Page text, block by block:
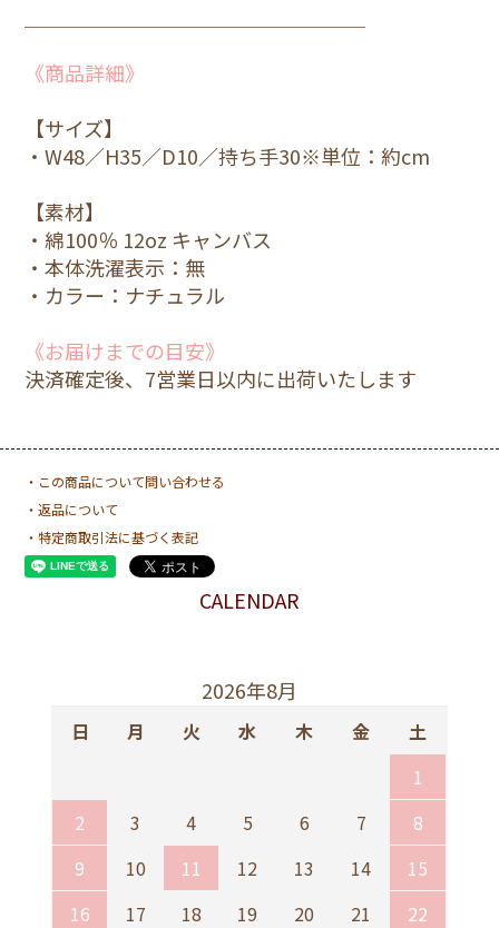
《商品詳細》
【サイズ】
・W48／H35／D10／持ち手30※単位：約cm
【素材】
・綿100％ 12oz キャンバス
・本体洗濯表示：無
・カラー：ナチュラル
《お届けまでの目安》
決済確定後、7営業日以内に出荷いたします
・この商品について問い合わせる
・返品について
・特定商取引法に基づく表記
CALENDAR
2026年8月
日 月 火 水 木 金
土
1
2
3 4 5 6 7
8
9
10 11 12 13 14
15
16
17 18 19 20 21
22